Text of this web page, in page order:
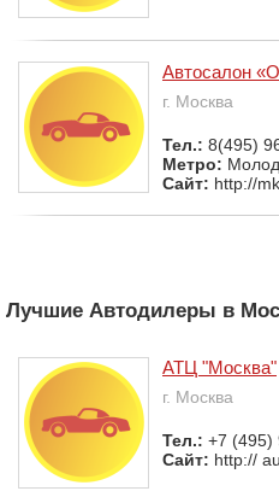
Автосалон
г. Москва
Тел.: 8(495)
Метро:
Сайт: http://
Лучшие Автодилеры в
АТЦ "Москва"
г. Москва
Тел.: +7 (495)
Сайт: http://